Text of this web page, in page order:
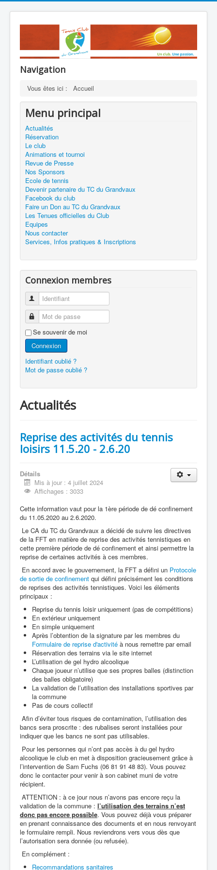
Navigation
Vous êtes ici : Accueil
Menu principal
Actualités
Réservation
Le club
Animations et tournoi
Revue de Presse
Nos Sponsors
Ecole de tennis
Devenir partenaire du TC du Grandvaux
Facebook du club
Faire un Don au TC du Grandvaux
Les Tenues officielles du Club
Equipes
Nous contacter
Services, Infos pratiques & Inscriptions
Connexion membres
Identifiant
Mot de passe
Se souvenir de moi
Connexion
Identifiant oublié ?
Mot de passe oublié ?
Actualités
Reprise des activités du tennis
loisirs 11.5.20 - 2.6.20
Détails
Mis à jour : 4 juillet 2024
Affichages : 3033
Cette information vaut pour la 1ère période de dé confinement
du 11.05.2020 au 2.6.2020.
Le CA du TC du Grandvaux a décidé de suivre les directives
de la FFT en matière de reprise des activités tennistiques en
cette première période de dé confinement et ainsi permettre la
reprise de certaines activités à ces membres.
En accord avec le gouvernement, la FFT a défini un Protocole
de sortie de confinement qui défini précisément les conditions
de reprises des activités tennistiques. Voici les éléments
principaux :
Reprise du tennis loisir uniquement (pas de compétitions)
En extérieur uniquement
En simple uniquement
Après l’obtention de la signature par les membres du
Formulaire de reprise d'activité à nous remettre par email
Réservation des terrains via le site internet
L’utilisation de gel hydro alcoolique
Chaque joueur n’utilise que ses propres balles (distinction
des balles obligatoire)
La validation de l’utilisation des installations sportives par
la commune
Pas de cours collectif
Afin d’éviter tous risques de contamination, l’utilisation des
bancs sera proscrite : des rubalises seront installées pour
indiquer que les bancs ne sont pas utilisables.
Pour les personnes qui n’ont pas accès à du gel hydro
alcoolique le club en met à disposition gracieusement grâce à
l’intervention de Sam Fuchs (06 81 91 48 83). Vous pouvez
donc le contacter pour venir à son cabinet muni de votre
récipient.
ATTENTION : à ce jour nous n’avons pas encore reçu la
validation de la commune : l’utilisation des terrains n’est
donc pas encore possible. Vous pouvez déjà vous préparer
en prenant connaissance des documents et en nous renvoyant
le formulaire rempli. Nous reviendrons vers vous dès que
l’autorisation sera donnée (ou refusée).
En complément :
Recommandations sanitaires